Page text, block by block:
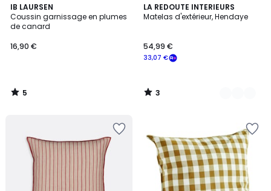
IB LAURSEN
Coussin garnissage en plumes
de canard
16,90 €
5
/
5
5
/
LA REDOUTE INTERIEURS
Matelas d'extérieur, Hendaye
33,07 €
54,99 €
3
/
4
Couleurs
3
/